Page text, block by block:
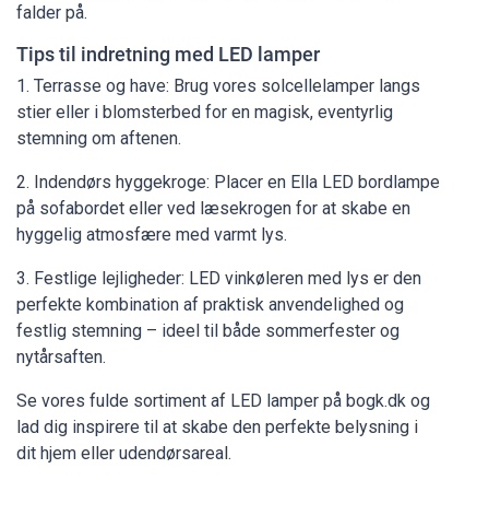
falder på.
Tips til indretning med LED lamper
1. Terrasse og have: Brug vores solcellelamper langs
stier eller i blomsterbed for en magisk, eventyrlig
stemning om aftenen.
2. Indendørs hyggekroge: Placer en Ella LED bordlampe
på sofabordet eller ved læsekrogen for at skabe en
hyggelig atmosfære med varmt lys.
3. Festlige lejligheder: LED vinkøleren med lys er den
perfekte kombination af praktisk anvendelighed og
festlig stemning – ideel til både sommerfester og
nytårsaften.
Se vores fulde sortiment af LED lamper på bogk.dk og
lad dig inspirere til at skabe den perfekte belysning i
dit hjem eller udendørsareal.